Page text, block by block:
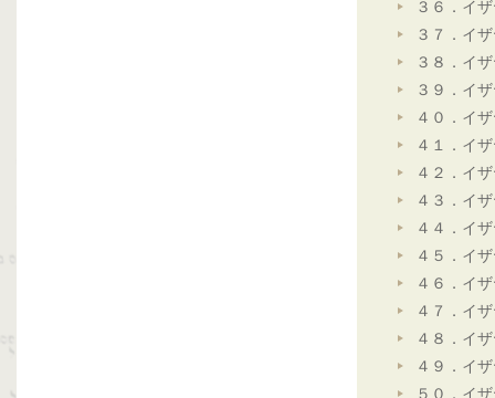
３６．イ
３７．イ
３８．イ
３９．イ
４０．イ
４１．イ
４２．イ
４３．イ
４４．イ
４５．イ
４６．イ
４７．イ
４８．イ
４９．イ
５０．イ